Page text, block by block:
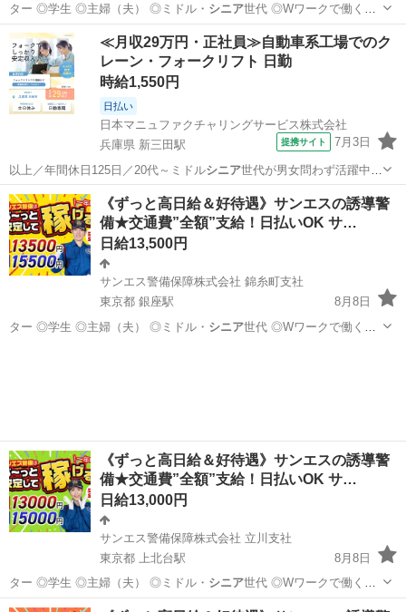
ター ◎学生 ◎主婦（夫） ◎ミドル・ シニア世代 ◎Wワークで働く方
警備経験や…
埼玉 さいたま市 警備員 サンエス警備保障株式会社
≪月収29万円・正社員≫自動車系工場でのク
レーン・フォークリフト 日勤
時給1,550円
日払い
日本マニュファクチャリングサービス株式会社
兵庫県 新三田駅
提携サイト 7月3日
以上／年間休日125日／20代～ミドルシニア世代が男女問わず活躍中！
人気の工場…
兵庫 三田市 新三田駅 その他
《ずっと高日給＆好待遇》サンエスの誘導警
備★交通費”全額”支給！日払いOK サ…
日給13,500円
サンエス警備保障株式会社 錦糸町支社
東京都 銀座駅
8月8日
ター ◎学生 ◎主婦（夫） ◎ミドル・ シニア世代 ◎Wワークで働く方
《ずっと高日給＆好待遇》サンエスの誘導警
備★交通費”全額”支給！日払いOK サ…
日給13,000円
サンエス警備保障株式会社 立川支社
東京都 上北台駅
8月8日
ター ◎学生 ◎主婦（夫） ◎ミドル・ シニア世代 ◎Wワークで働く方
警備経験や…
東京 東大和市 上北台駅 警備員